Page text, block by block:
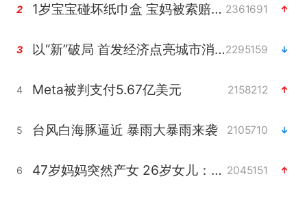
2 1岁宝宝碰坏纸巾盒 宝妈被索赔924元 2361691
3 以“新”破局 首发经济点亮城市消费活力2295159
4 Meta被判支付5.67亿美元 2158212
5 台风白海豚逼近 暴雨大暴雨来袭 2105710
6 47岁妈妈突然产女 26岁女儿：很震惊 2045151